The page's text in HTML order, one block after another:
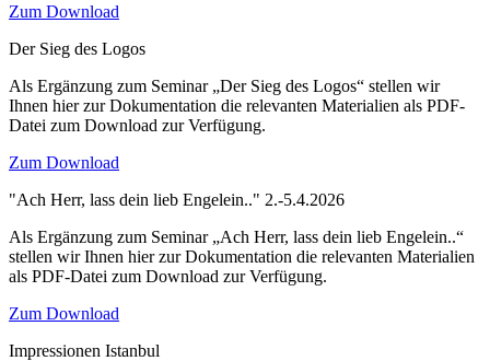
Zum Download
Der Sieg des Logos
Als Ergänzung zum Seminar „Der Sieg des Logos“ stellen wir
Ihnen hier zur Dokumentation die relevanten Materialien als PDF-
Datei zum Download zur Verfügung.
Zum Download
"Ach Herr, lass dein lieb Engelein.." 2.-5.4.2026
Als Ergänzung zum Seminar „Ach Herr, lass dein lieb Engelein..“
stellen wir Ihnen hier zur Dokumentation die relevanten Materialien
als PDF-Datei zum Download zur Verfügung.
Zum Download
Impressionen Istanbul